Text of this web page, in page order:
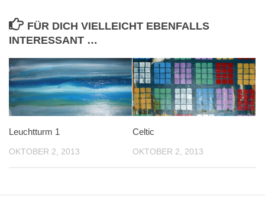
FÜR DICH VIELLEICHT EBENFALLS
INTERESSANT …
Leuchtturm 1
OKTOBER 2, 2013
Celtic
OKTOBER 2, 2013